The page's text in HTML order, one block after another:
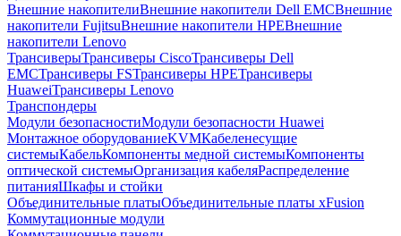
Внешние накопителиВнешние накопители Dell EMCВнешние
накопители FujitsuВнешние накопители HPEВнешние
накопители Lenovo
ТрансиверыТрансиверы CiscoТрансиверы Dell
EMCТрансиверы FSТрансиверы HPEТрансиверы
HuaweiТрансиверы Lenovo
Транспондеры
Модули безопасностиМодули безопасности Huawei
Монтажное оборудованиеKVMКабеленесущие
системыКабельКомпоненты медной системыКомпоненты
оптической системыОрганизация кабеляРаспределение
питанияШкафы и стойки
Объединительные платыОбъединительные платы xFusion
Коммутационные модули